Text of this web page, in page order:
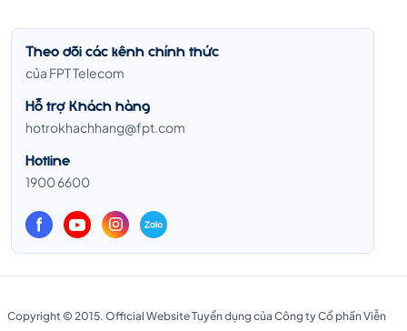
Theo dõi các kênh chính thức
của FPT Telecom
Hỗ trợ Khách hàng
hotrokhachhang@fpt.com
Hotline
1900 6600
Copyright © 2015. Official Website Tuyển dụng của Công ty Cổ phần Viễn